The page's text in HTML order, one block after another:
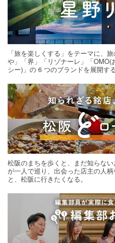
「旅を楽しくする」をテーマに、
や」「界」「リゾナーレ」「
シー)」の 6 つのブランドを展開す
松阪のまちを歩くと、まだ知らな
が一人で巡り、出会った店主の人
と、松阪に行きたくなる。